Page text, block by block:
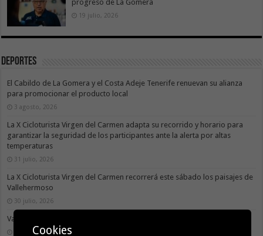
progreso de La Gomera
19 julio, 2026
Deportes
El Cabildo de La Gomera y el Costa Adeje Tenerife renuevan su alianza
para promocionar el producto local
3 agosto, 2026
La X Cicloturista Virgen del Carmen adapta su recorrido y horario para
garantizar la seguridad de los participantes ante la alerta por altas
temperaturas
31 julio, 2026
La X Cicloturista Virgen del Carmen recorrerá este sábado los paisajes de
Vallehermoso
30 julio, 2026
Valle Gran Rey acoge este sábado la VII Travesía a Nado Isla Colombina
30 julio, 2026
Cookies